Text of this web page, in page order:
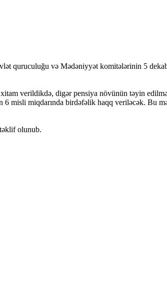
quruculuğu və Mədəniyyət komitələrinin 5
verildikdə, digər pensiya növünün təyin
misli miqdarında birdəfəlik haqq veriləcək. Bu
olunub.